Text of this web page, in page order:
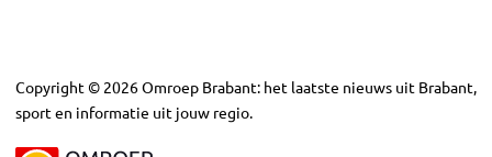
Copyright © 2026Omroep Brabant: het laatste nieuws uit Brabant,
sport en informatie uit jouw regio.